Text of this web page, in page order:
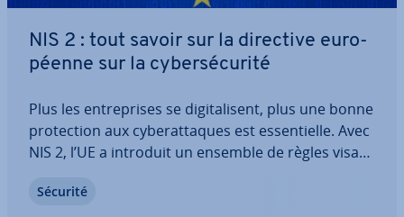
NIS 2 : tout savoir sur la directive eu­ro­
péenne sur la cy­ber­sé­cu­rité
Plus les en­tre­prises se di­gi­ta­li­sent, plus une bonne
pro­tec­tion aux cy­be­rat­taques est es­sen­tielle. Avec
NIS 2, l’UE a introduit un ensemble de règles visant
maximiser les mesures de sécurité des en­tre­
Sécurité